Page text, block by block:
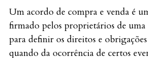
Um acordo de compra e venda é
firmado pelos proprietários de
para definir os direitos e
quando da ocorrência de certos